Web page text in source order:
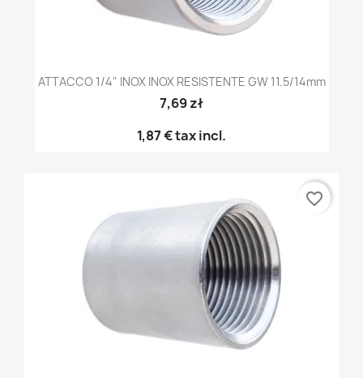
ATTACCO 1/4" INOX INOX RESISTENTE GW 11.5/14mm
7,69 zł
1,87 €tax incl.
favorite_border